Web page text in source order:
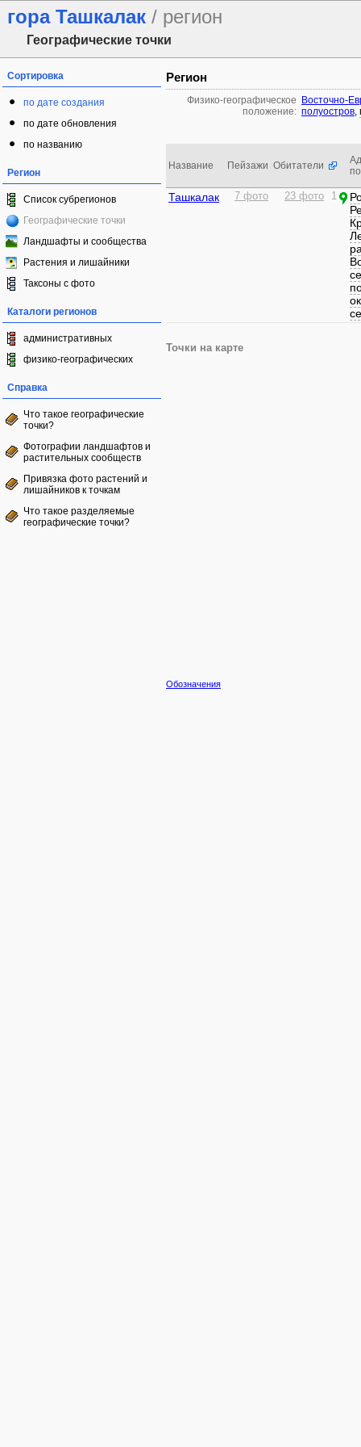
гора Ташкалак / регион
Географические точки
Сортировка
по дате создания
по дате обновления
по названию
Регион
Список субрегионов
Географические точки
Ландшафты и сообщества
Растения и лишайники
Таксоны с фото
Каталоги регионов
административных
физико-географических
Справка
Что такое географические
точки?
Фотографии ландшафтов и
растительных сообществ
Привязка фото растений и
лишайников к точкам
Что такое разделяемые
географические точки?
Регион
Физико-географическое
положение:
Восточно-
полуостров,
Название Пейзажи Обитатели
Ташкалак 7 фото 23 фото 1
Точки на карте
Обозначения